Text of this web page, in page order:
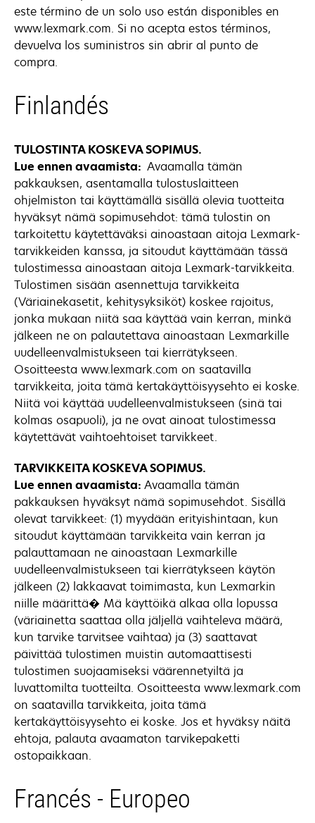
este término de un solo uso están disponibles en
www.lexmark.com. Si no acepta estos términos,
devuelva los suministros sin abrir al punto de
compra.
Finlandés
TULOSTINTA KOSKEVA SOPIMUS.
Lue ennen avaamista: Avaamalla tämän
pakkauksen, asentamalla tulostuslaitteen
ohjelmiston tai käyttämällä sisällä olevia tuotteita
hyväksyt nämä sopimusehdot: tämä tulostin on
tarkoitettu käytettäväksi ainoastaan aitoja Lexmark-
tarvikkeiden kanssa, ja sitoudut käyttämään tässä
tulostimessa ainoastaan aitoja Lexmark-tarvikkeita.
Tulostimen sisään asennettuja tarvikkeita
(Väriainekasetit, kehitysyksiköt) koskee rajoitus,
jonka mukaan niitä saa käyttää vain kerran, minkä
jälkeen ne on palautettava ainoastaan Lexmarkille
uudelleenvalmistukseen tai kierrätykseen.
Osoitteesta www.lexmark.com on saatavilla
tarvikkeita, joita tämä kertakäyttöisyysehto ei koske.
Niitä voi käyttää uudelleenvalmistukseen (sinä tai
kolmas osapuoli), ja ne ovat ainoat tulostimessa
käytettävät vaihtoehtoiset tarvikkeet.
TARVIKKEITA KOSKEVA SOPIMUS.
Lue ennen avaamista: Avaamalla tämän
pakkauksen hyväksyt nämä sopimusehdot. Sisällä
olevat tarvikkeet: (1) myydään erityishintaan, kun
sitoudut käyttämään tarvikkeita vain kerran ja
palauttamaan ne ainoastaan Lexmarkille
uudelleenvalmistukseen tai kierrätykseen käytön
jälkeen (2) lakkaavat toimimasta, kun Lexmarkin
niille määrittä� Mä käyttöikä alkaa olla lopussa
(väriainetta saattaa olla jäljellä vaihteleva määrä,
kun tarvike tarvitsee vaihtaa) ja (3) saattavat
päivittää tulostimen muistin automaattisesti
tulostimen suojaamiseksi väärennetyiltä ja
luvattomilta tuotteilta. Osoitteesta www.lexmark.com
on saatavilla tarvikkeita, joita tämä
kertakäyttöisyysehto ei koske. Jos et hyväksy näitä
ehtoja, palauta avaamaton tarvikepaketti
ostopaikkaan.
Francés - Europeo